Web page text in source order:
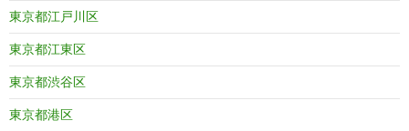
東京都江戸川区
東京都江東区
東京都渋谷区
東京都港区